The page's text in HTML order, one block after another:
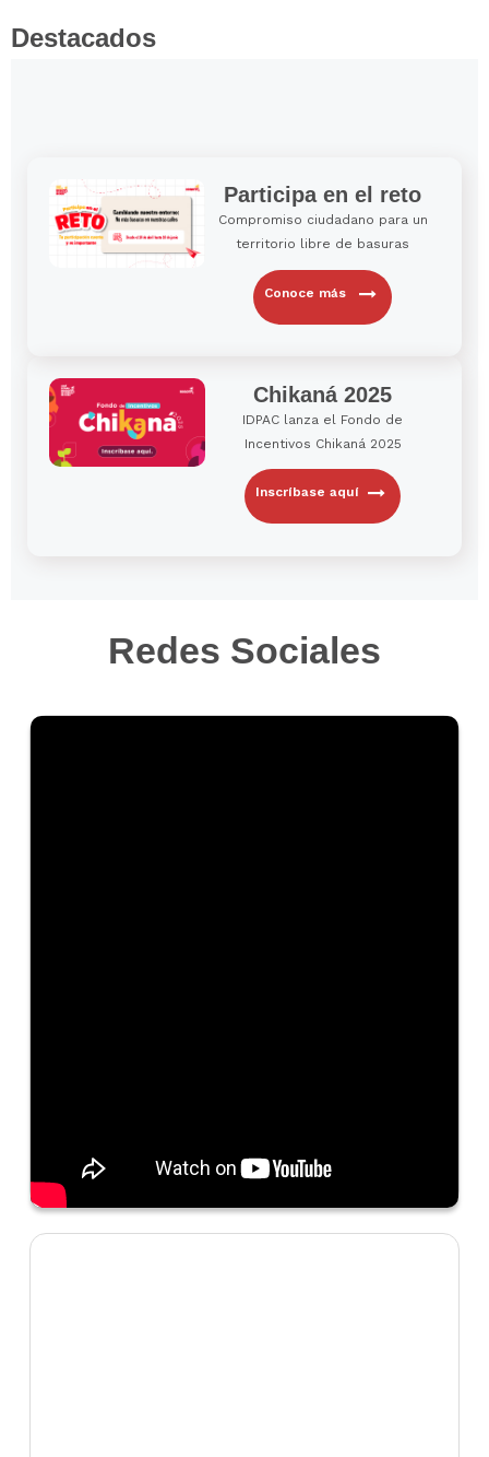
Destacados
Participa en el reto
Compromiso ciudadano para un
territorio libre de basuras
Conoce más
Chikaná 2025
IDPAC lanza el Fondo de
Incentivos Chikaná 2025
Inscríbase aquí
Redes Sociales